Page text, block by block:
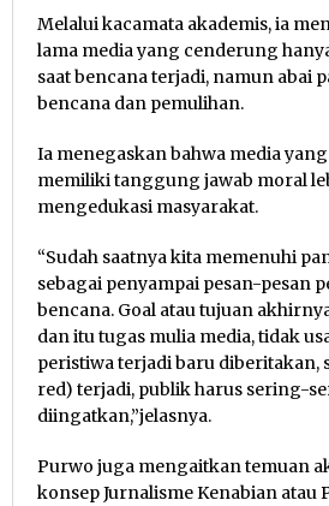
Melalui kacamata akademis, ia
lama media yang cenderung
saat bencana terjadi, namun abai
bencana dan pemulihan.
Ia menegaskan bahwa media
memiliki tanggung jawab moral
mengedukasi masyarakat.
“Sudah saatnya kita memenuhi
sebagai penyampai pesan-pesan
bencana. Goal atau tujuan
dan itu tugas mulia media, tidak
peristiwa terjadi baru diberitakan,
red) terjadi, publik harus sering-
diingatkan,”jelasnya.
Purwo juga mengaitkan temuan
konsep Jurnalisme Kenabian atau